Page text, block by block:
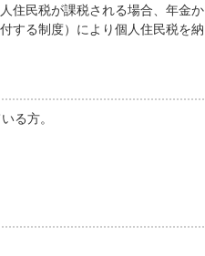
住民税が課税される場合、年金か
する制度）により個人住民税を納
る方。